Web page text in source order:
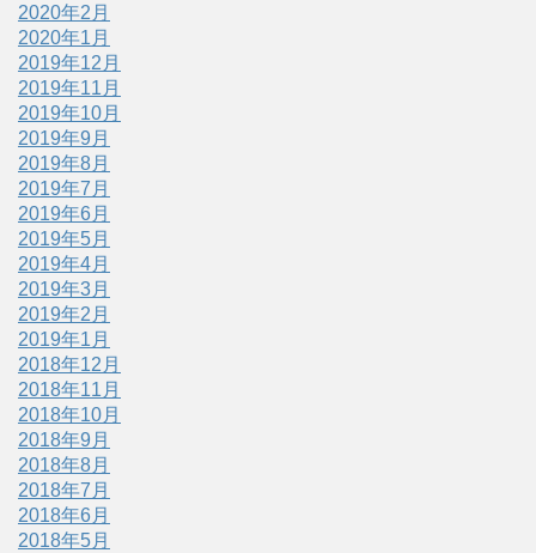
2020年2月
2020年1月
2019年12月
2019年11月
2019年10月
2019年9月
2019年8月
2019年7月
2019年6月
2019年5月
2019年4月
2019年3月
2019年2月
2019年1月
2018年12月
2018年11月
2018年10月
2018年9月
2018年8月
2018年7月
2018年6月
2018年5月